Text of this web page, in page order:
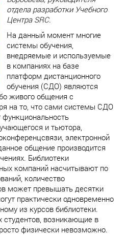
отдела разработки Учебного
Центра SRC.
На данный момент многие
системы обучения,
внедряемые и используемые
в компаниях на базе
платформ дистанционного
обучения (СДО) являются
живого общения с
на то, что сами системы СДО
и тьютора,
электронной
общение производится
Библиотеки
компаний насчитывают по
количество
может превышать десятки
практически одновременно
из курсов библиотеки.
студентов, возникающие в
физически невозможно.